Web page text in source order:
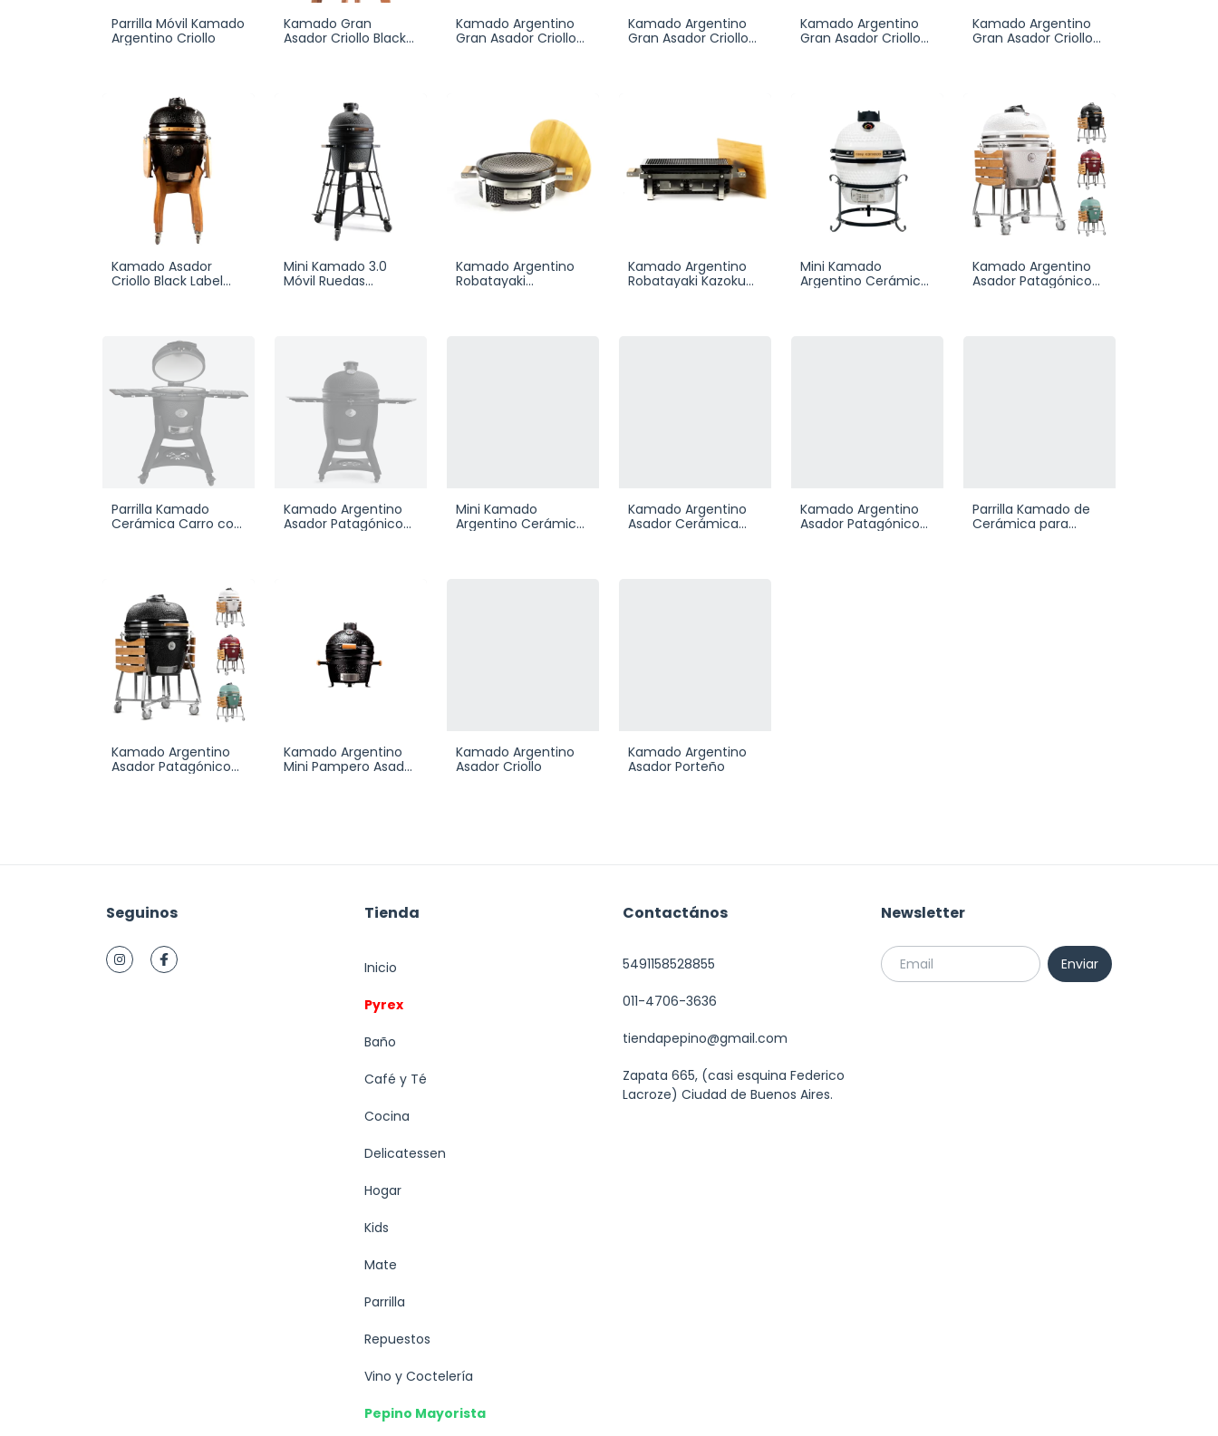
Parrilla Móvil Kamado
Argentino Criollo
Kamado Gran
Asador Criollo Black
Kamado Argentino
Gran Asador Criollo
Kamado Argentino
Gran Asador Criollo
Kamado Argentino
Gran Asador Criollo
Kamado Argentino
Gran Asador Criollo
Kamado Asador
Criollo Black Label
Mini Kamado 3.0
Móvil Ruedas
Kamado Argentino
Robatayaki
Kamado Argentino
Robatayaki Kazoku
Mini Kamado
Argentino Cerámica
Kamado Argentino
Asador Patagónico
Parrilla Kamado
Cerámica Carro con
Kamado Argentino
Asador Patagónico
Mini Kamado
Argentino Cerámica
Kamado Argentino
Asador Cerámica
Kamado Argentino
Asador Patagónico
Parrilla Kamado de
Cerámica para
Kamado Argentino
Asador Patagónico
Kamado Argentino
Mini Pampero Asado
Kamado Argentino
Asador Criollo
Kamado Argentino
Asador Porteño
Seguinos Tienda
Inicio
Pyrex
Baño
Café y Té
Cocina
Delicatessen
Hogar
Kids
Mate
Parrilla
Repuestos
Vino y Coctelería
Pepino Mayorista
Contactános
5491158528855
011-4706-3636
tiendapepino@gmail.com
Zapata 665, (casi esquina Federico
Lacroze) Ciudad de Buenos Aires.
Newsletter